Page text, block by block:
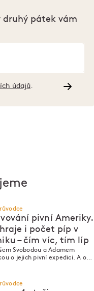
druhý pátek vám
údajů
pivní Ameriky.
i počet píp v
– čím víc, tím líp
Svobodou a Adamem
o jejich pivní expedici. A o